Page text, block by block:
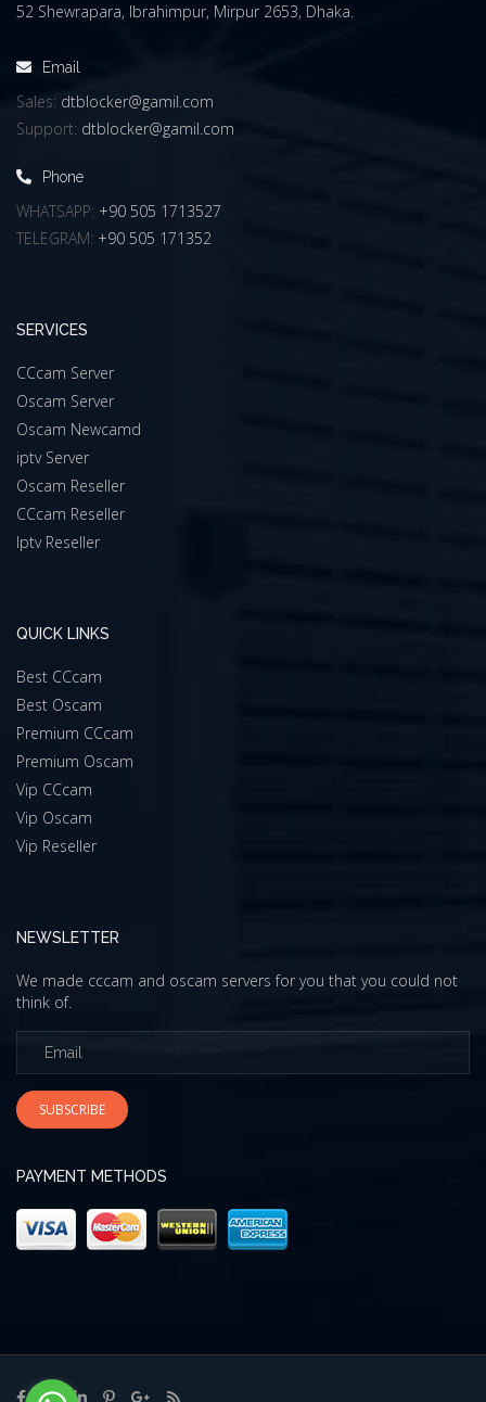
52 Shewrapara, Ibrahimpur, Mirpur 2653, Dhaka.
Email
Sales: dtblocker@gamil.com
Support: dtblocker@gamil.com
Phone
WHATSAPP: +90 505 1713527
TELEGRAM: +90 505 171352
SERVICES
CCcam Server
Oscam Server
Oscam Newcamd
iptv Server
Oscam Reseller
CCcam Reseller
Iptv Reseller
QUICK LINKS
Best CCcam
Best Oscam
Premium CCcam
Premium Oscam
Vip CCcam
Vip Oscam
Vip Reseller
NEWSLETTER
We made cccam and oscam servers for you that you could not
think of.
SUBSCRIBE
PAYMENT METHODS